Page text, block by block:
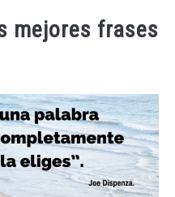
mejores frases